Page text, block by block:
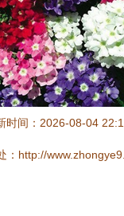
时间：2026-08-04
：http://